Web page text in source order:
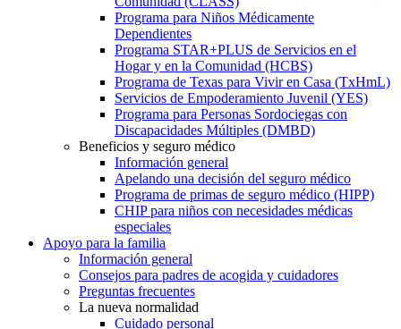
Programa para Niños Médicamente
Dependientes
Programa STAR+PLUS de Servicios en el
Hogar y en la Comunidad (HCBS)
Programa de Texas para Vivir en Casa (TxHmL)
Servicios de Empoderamiento Juvenil (YES)
Programa para Personas Sordociegas con
Discapacidades Múltiples (DMBD)
Beneficios y seguro médico
Información general
Apelando una decisión del seguro médico
Programa de primas de seguro médico (HIPP)
CHIP para niños con necesidades médicas
especiales
Apoyo para la familia
Información general
Consejos para padres de acogida y cuidadores
Preguntas frecuentes
La nueva normalidad
Cuidado personal